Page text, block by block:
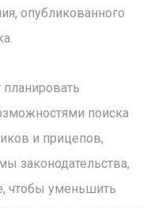
опубликованного
поиска
и прицепов,
законодательства,
чтобы уменьшить